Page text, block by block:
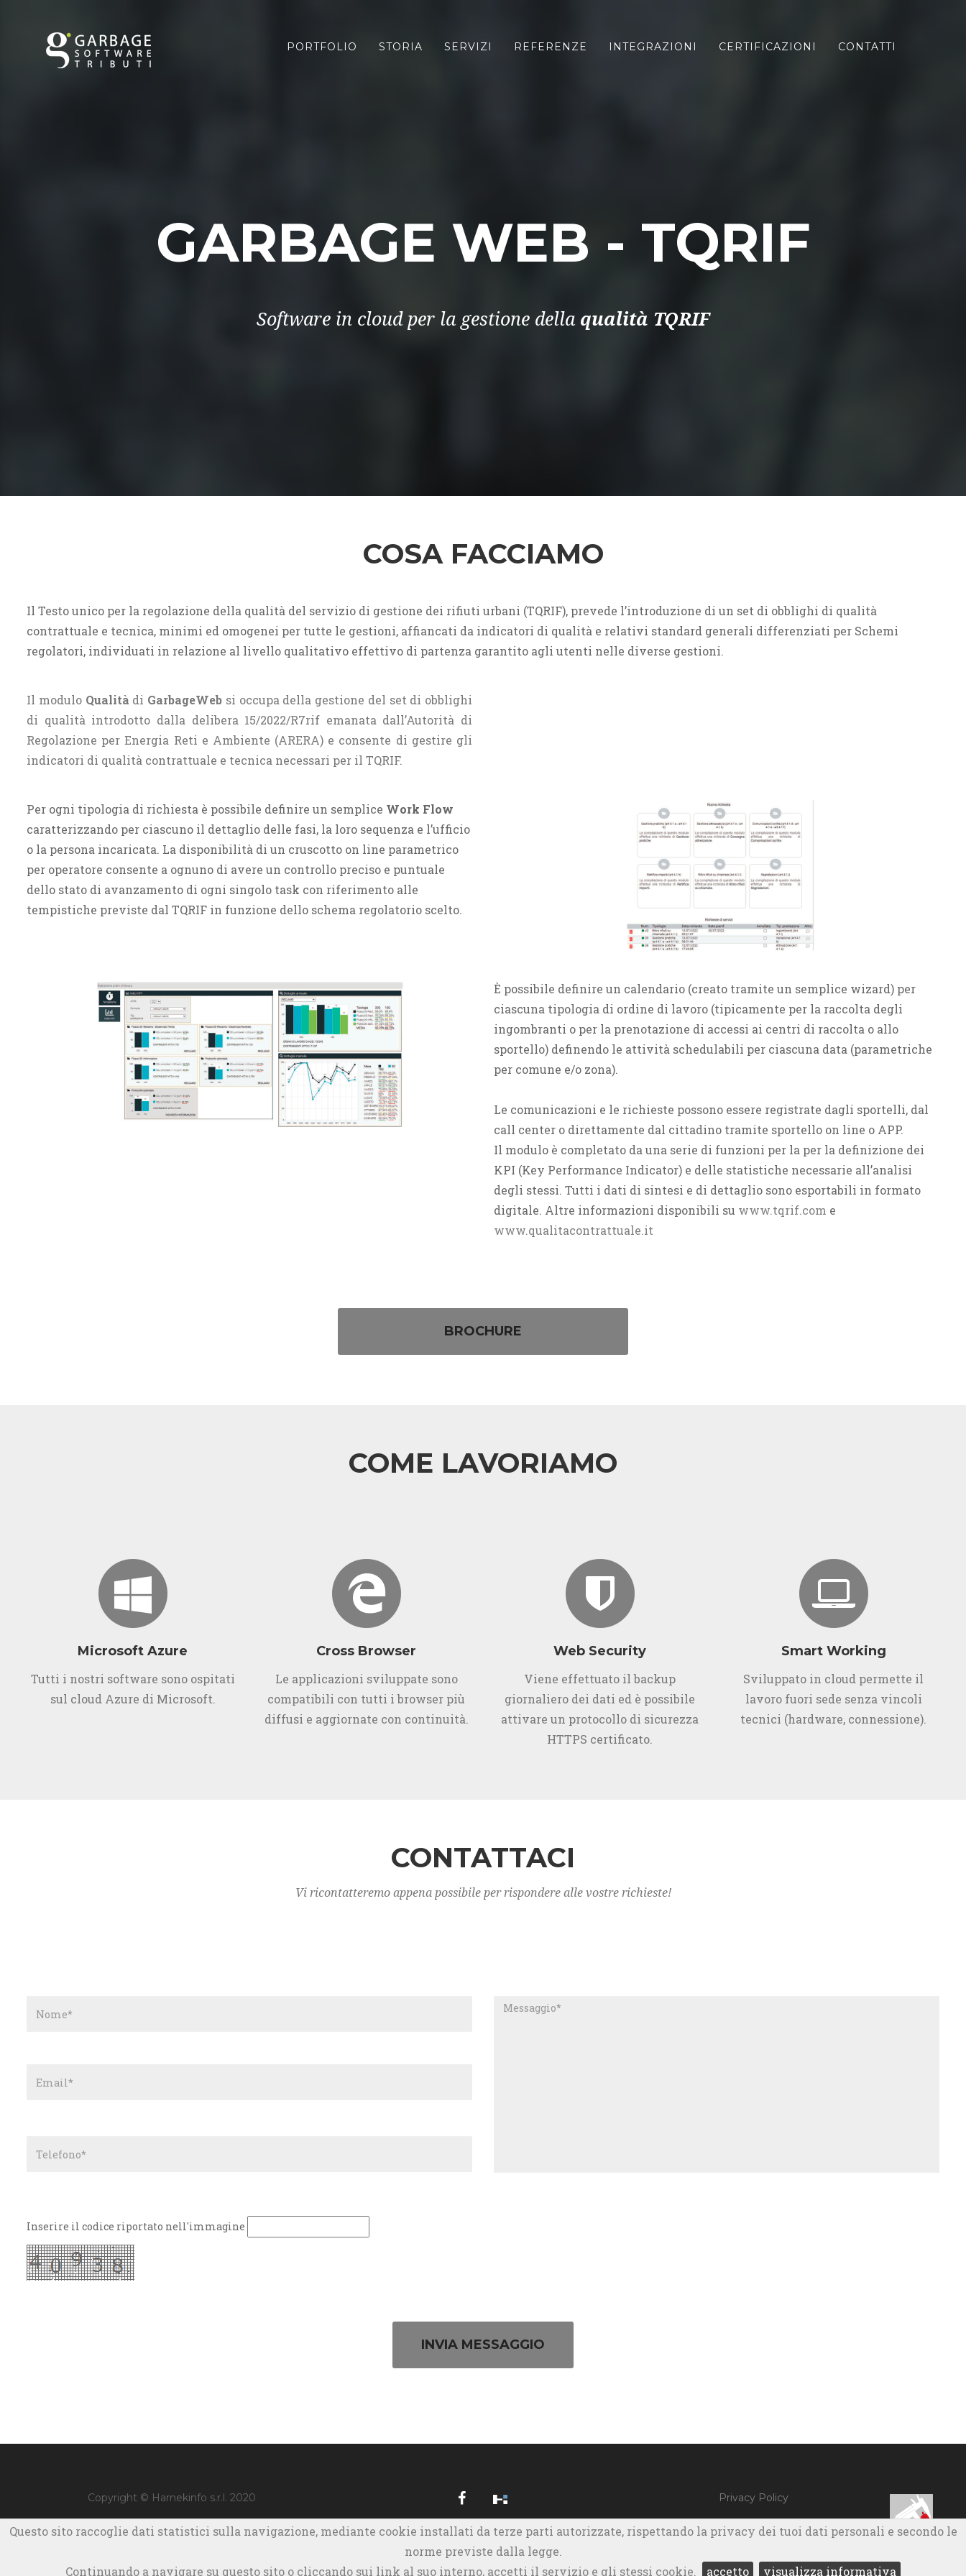
Questo sito raccoglie dati statistici sulla navigazione, mediante cookie installati da terze parti autorizzate, rispettando la privacy dei tuoi dati personali e secondo le
norme previste dalla legge.
Continuando a navigare su questo sito o cliccando sui link al suo interno, accetti il servizio e gli stessi cookie.
accetto visualizza informativa
PORTFOLIO STORIA SERVIZI REFERENZE INTEGRAZIONI CERTIFICAZIONI CONTATTI
GARBAGE WEB - TQRIF
Software in cloud per la gestione della qualità TQRIF
COSA FACCIAMO
Il Testo unico per la regolazione della qualità del servizio di gestione dei rifiuti urbani (TQRIF), prevede l’introduzione di un set di obblighi di qualità
contrattuale e tecnica, minimi ed omogenei per tutte le gestioni, affiancati da indicatori di qualità e relativi standard generali differenziati per Schemi
regolatori, individuati in relazione al livello qualitativo effettivo di partenza garantito agli utenti nelle diverse gestioni.
Il modulo Qualità di GarbageWeb si occupa della gestione del set di obblighi
di qualità introdotto dalla delibera 15/2022/R7rif emanata dall’Autorità di
Regolazione per Energia Reti e Ambiente (ARERA) e consente di gestire gli
indicatori di qualità contrattuale e tecnica necessari per il TQRIF.
Per ogni tipologia di richiesta è possibile definire un semplice Work Flow
caratterizzando per ciascuno il dettaglio delle fasi, la loro sequenza e l’ufficio
o la persona incaricata. La disponibilità di un cruscotto on line parametrico
per operatore consente a ognuno di avere un controllo preciso e puntuale
dello stato di avanzamento di ogni singolo task con riferimento alle
tempistiche previste dal TQRIF in funzione dello schema regolatorio scelto.
È possibile definire un calendario (creato tramite un semplice wizard) per
ciascuna tipologia di ordine di lavoro (tipicamente per la raccolta degli
ingombranti o per la prenotazione di accessi ai centri di raccolta o allo
sportello) definendo le attività schedulabili per ciascuna data (parametriche
per comune e/o zona).
Le comunicazioni e le richieste possono essere registrate dagli sportelli, dal
call center o direttamente dal cittadino tramite sportello on line o APP.
Il modulo è completato da una serie di funzioni per la per la definizione dei
KPI (Key Performance Indicator) e delle statistiche necessarie all’analisi
degli stessi. Tutti i dati di sintesi e di dettaglio sono esportabili in formato
digitale. Altre informazioni disponibili su www.tqrif.com e
www.qualitacontrattuale.it
BROCHURE
COME LAVORIAMO
Microsoft Azure
Tutti i nostri software sono ospitati
sul cloud Azure di Microsoft.
Cross Browser
Le applicazioni sviluppate sono
compatibili con tutti i browser più
diffusi e aggiornate con continuità.
Web Security
Viene effettuato il backup
giornaliero dei dati ed è possibile
attivare un protocollo di sicurezza
HTTPS certificato.
Smart Working
Sviluppato in cloud permette il
lavoro fuori sede senza vincoli
tecnici (hardware, connessione).
CONTATTACI
Vi ricontatteremo appena possibile per rispondere alle vostre richieste!
Inserire il codice riportato nell'immagine
INVIA MESSAGGIO
Copyright © Harnekinfo s.r.l. 2020 Privacy Policy